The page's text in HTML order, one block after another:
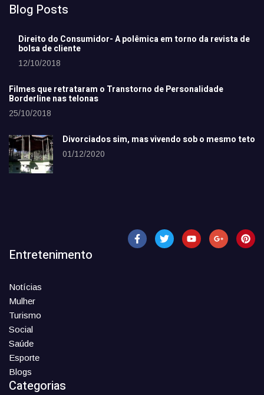
Blog Posts
Direito do Consumidor- A polêmica em torno da revista de
bolsa de cliente
12/10/2018
Filmes que retrataram o Transtorno de Personalidade
Borderline nas telonas
25/10/2018
Divorciados sim, mas vivendo sob o mesmo teto
01/12/2020
Entretenimento
Notícias
Mulher
Turismo
Social
Saúde
Esporte
Blogs
Categorias